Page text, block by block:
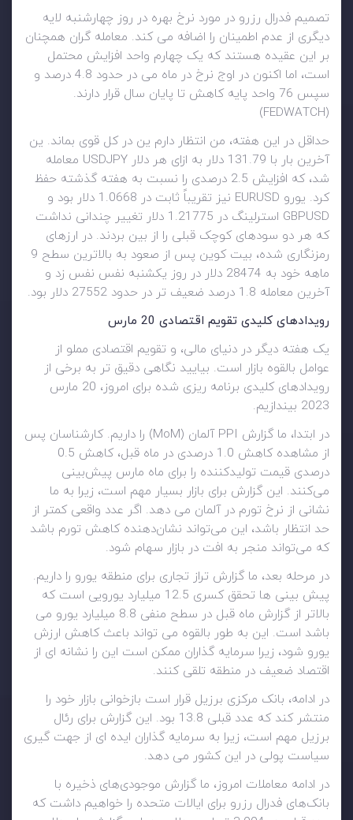
تصمیم فدرال رزرو در مورد نرخ بهره در روز چهارشنبه لایه
دیگری از عدم اطمینان را اضافه می کند. معامله گران همچنان
بر این عقیده هستند که یک چهارم واحد افزایش محتمل
است، اما اکنون در اوج نرخ در ماه می در حدود 4.8 درصد و
سپس 76 واحد پایه کاهش تا پایان سال قرار دارند.
(FEDWATCH)
حداقل در این هفته، من انتظار دارم ین در کل قوی بماند. ین
آخرین بار با 131.79 دلار به ازای هر دلار USDJPY معامله
شد، که افزایش 2.5 درصدی را نسبت به هفته گذشته حفظ
کرد. یورو EURUSD نیز تقریباً ثابت در 1.0668 دلار بود و
GBPUSD استرلینگ در 1.21775 دلار تغییر چندانی نداشت
که هر دو سودهای کوچک قبلی را از بین بردند. در ارزهای
رمزنگاری شده، بیت کوین پس از صعود به بالاترین سطح 9
ماهه خود به 28474 دلار در روز یکشنبه نفس نفس زد و
آخرین معامله 1.8 درصد ضعیف تر در حدود 27552 دلار بود.
رویدادهای کلیدی تقویم اقتصادی 20 مارس
یک هفته دیگر در دنیای مالی، و تقویم اقتصادی مملو از
عوامل بالقوه بازار است. بیایید نگاهی دقیق تر به برخی از
رویدادهای کلیدی برنامه ریزی شده برای امروز، 20 مارس
2023 بیندازیم.
در ابتدا، ما گزارش PPI آلمان (MoM) را داریم. کارشناسان پس
از مشاهده کاهش 1.0 درصدی در ماه قبل، کاهش 0.5
درصدی قیمت تولیدکننده را برای ماه مارس پیش‌بینی
می‌کنند. این گزارش برای بازار بسیار مهم است، زیرا به ما
نشانی از نرخ تورم در آلمان می دهد. اگر عدد واقعی کمتر از
حد انتظار باشد، این می‌تواند نشان‌دهنده کاهش تورم باشد
که می‌تواند منجر به افت در بازار سهام شود.
در مرحله بعد، ما گزارش تراز تجاری برای منطقه یورو را داریم.
پیش بینی ها تحقق کسری 12.5 میلیارد یورویی است که
بالاتر از گزارش ماه قبل در سطح منفی 8.8 میلیارد یورو می
باشد است. این به طور بالقوه می تواند باعث کاهش ارزش
یورو شود، زیرا سرمایه گذاران ممکن است این را نشانه ای از
اقتصاد ضعیف در منطقه تلقی کنند.
در ادامه، بانک مرکزی برزیل قرار است بازخوانی بازار خود را
منتشر کند که عدد قبلی 13.8 بود. این گزارش برای رئال
برزیل مهم است، زیرا به سرمایه گذاران ایده ای از جهت گیری
سیاست پولی در این کشور می دهد.
در ادامه معاملات امروز، ما گزارش موجودی‌های ذخیره با
بانک‌های فدرال رزرو برای ایالات متحده را خواهیم داشت که